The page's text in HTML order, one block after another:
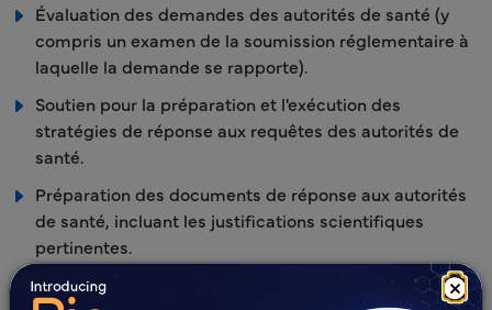
×
Évaluation des demandes des autorités de santé (y
compris un examen de la soumission réglementaire à
laquelle la demande se rapporte).
Soutien pour la préparation et l'exécution des
stratégies de réponse aux requêtes des autorités de
santé.
Préparation des documents de réponse aux autorités
de santé, incluant les justifications scientifiques
pertinentes.
Évaluation de la documentation de soumission, y